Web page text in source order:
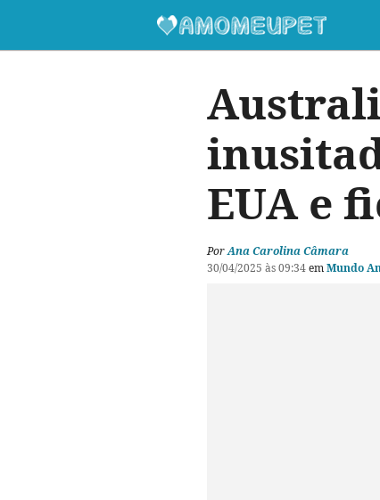
EUA e
PorAna Carolina Câmara
30/04/2025 às 09:34emMundo